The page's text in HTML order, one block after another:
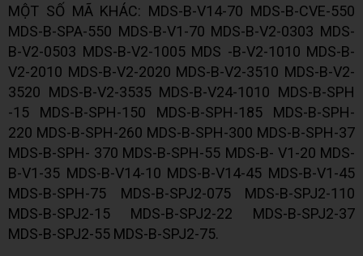
MỘT SỐ MÃ KHÁC: MDS-B-V14-70 MDS-B-CVE-550
MDS-B-SPA-550 MDS-B-V1-70 MDS-B-V2-0303 MDS-
B-V2-0503 MDS-B-V2-1005 MDS -B-V2-1010 MDS-B-
V2-2010 MDS-B-V2-2020 MDS-B-V2-3510 MDS-B-V2-
3520 MDS-B-V2-3535 MDS-B-V24-1010 MDS-B-SPH
-15 MDS-B-SPH-150 MDS-B-SPH-185 MDS-B-SPH-
220 MDS-B-SPH-260 MDS-B-SPH-300 MDS-B-SPH-37
MDS-B-SPH- 370 MDS-B-SPH-55 MDS-B- V1-20 MDS-
B-V1-35 MDS-B-V14-10 MDS-B-V14-45 MDS-B-V1-45
MDS-B-SPH-75 MDS-B-SPJ2-075 MDS-B-SPJ2-110
MDS-B-SPJ2-15 MDS-B-SPJ2-22 MDS-B-SPJ2-37
MDS-B-SPJ2-55 MDS-B-SPJ2-75.